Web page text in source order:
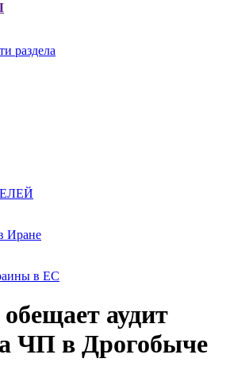
раздела
Иране
в ЕС
аудит
ЧП в Дрогобыче